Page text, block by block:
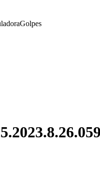
Golpes